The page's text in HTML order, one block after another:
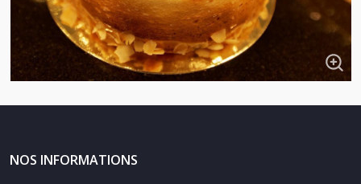
NOS INFORMATIONS